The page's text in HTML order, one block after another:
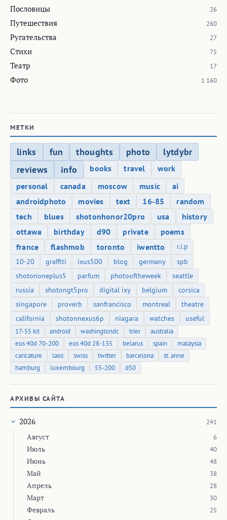
Пословицы 26
Путешествия 260
Ругательства 27
Стихи 75
Театр 17
Фото 1 160
МЕТКИ
links fun thoughts photo
lytdybr
reviews
info books travel
work
personal
canada moscow music
ai
androidphoto
movies text 16-85
random
tech
blues shotonhonor20pro usa
history
ottawa
birthday d90 private
poems
france
flashmob toronto iwentto
r.i.p
10-20
graffiti ixus500 blog germany
spb
shotononeplus5
parfum photooftheweek
seattle
russia
shotongt5pro digital ixy belgium
corsica
singapore
proverb sanfrancisco montreal
theatre
california
shotonnexus6p niagara watches useful
17-55 kit android washingtondc trier
australia
eos 40d 70-200
eos 40d 28-135 belarus spain
malaysia
caricature
laos swiss twitter barcelona
st. anne
hamburg
luxembourg 55-200 d50
АРХИВЫ САЙТА
2026 241
Август 6
Июль 40
Июнь 48
Май 38
Апрель 28
Март 30
Февраль 25